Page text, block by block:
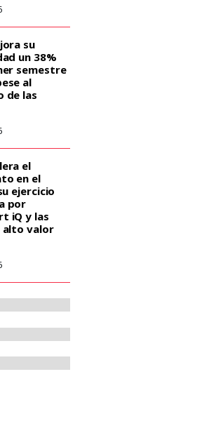
su
un 38%
semestre
al
de las
el
en el
ejercicio
por
iQ y las
alto valor